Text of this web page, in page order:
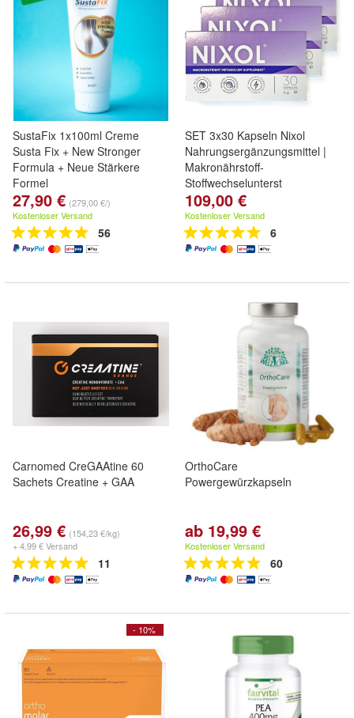
SustaFix 1x100ml Creme
Susta Fix + New Stronger
Formula + Neue Stärkere
Formel
Pflanzlich. Natürlich. Wirksam
27,90 € (279,00 €/)
Kostenloser Versand
56
SET 3x30 Kapseln Nixol
Nahrungsergänzungsmittel |
Makronährstoff-
Stoffwechselunterst
109,00 €
Kostenloser Versand
6
Carnomed CreGAAtine 60
Sachets Creatine + GAA
26,99 € (154,23 €/kg)
+ 4,99 € Versand
11
OrthoCare
Powergewürzkapseln
ab 19,99 €
Kostenloser Versand
60
- 10%